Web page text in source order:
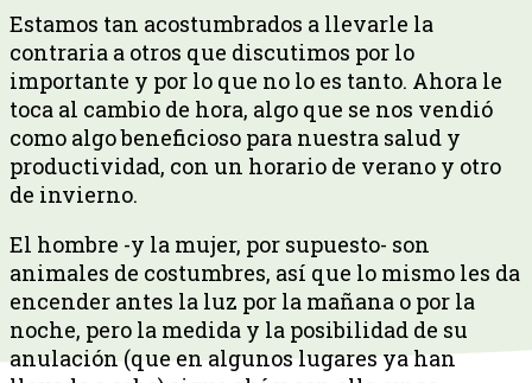
Estamos tan acostumbrados a llevarle la
contraria a otros que discutimos por lo
importante y por lo que no lo es tanto. Ahora le
toca al cambio de hora, algo que se nos vendió
como algo beneficioso para nuestra salud y
productividad, con un horario de verano y otro
de invierno.
El hombre -y la mujer, por supuesto- son
animales de costumbres, así que lo mismo les da
encender antes la luz por la mañana o por la
noche, pero la medida y la posibilidad de su
anulación (que en algunos lugares ya han